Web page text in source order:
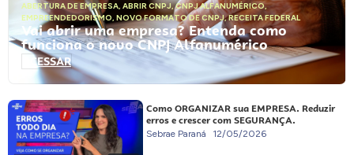
ABERTURA DE EMPRESA, ABRIR CNPJ,CNPJ ALFANUMÉRICO,
EMPREENDEDORISMO, NOVO FORMATO DE CNPJ,RECEITA FEDERAL
Vai abrir uma empresa? Entenda como
funciona o novo CNPJ Alfanumérico
ACESSAR
Como ORGANIZAR sua EMPRESA. Reduzir
erros e crescer com SEGURANÇA.
Sebrae Paraná 12/05/2026